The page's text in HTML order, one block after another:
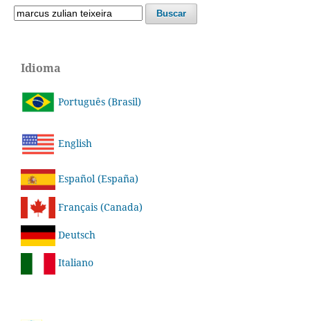
Buscar
Idioma
Português (Brasil)
English
Español (España)
Français (Canada)
Deutsch
Italiano